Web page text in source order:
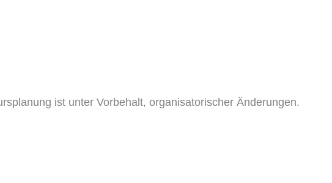
ist unter Vorbehalt, organisatorischer Änderungen.